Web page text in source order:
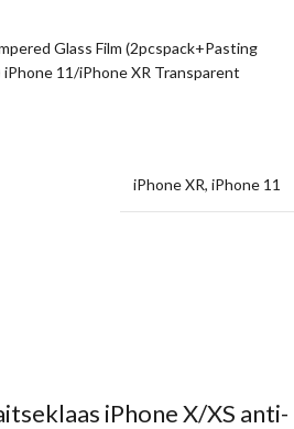
Glass Film (2pcspack+Pasting
11/iPhone XR Transparent
iPhone XR, iPhone 11
iPhone X/XS anti-